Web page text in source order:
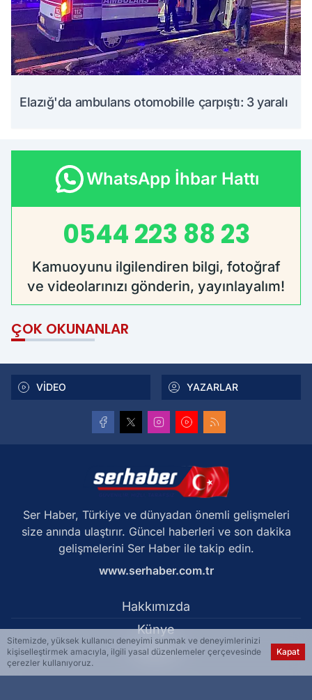
Elazığ'da ambulans otomobille çarpıştı: 3 yaralı
WhatsApp İhbar Hattı
0544 223 88 23
Kamuoyunu ilgilendiren bilgi, fotoğraf
ve videolarınızı gönderin, yayınlayalım!
ÇOK OKUNANLAR
VİDEO YAZARLAR
Ser Haber, Türkiye ve dünyadan önemli gelişmeleri
size anında ulaştırır. Güncel haberleri ve son dakika
gelişmelerini Ser Haber ile takip edin.
www.serhaber.com.tr
Hakkımızda
Künye
Reklam
Sitemizde, yüksek kullanıcı deneyimi sunmak ve deneyimlerinizi
kişiselleştirmek amacıyla, ilgili yasal düzenlemeler çerçevesinde
çerezler kullanıyoruz.
Kapat